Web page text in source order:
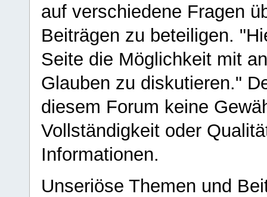
auf verschiedene Fragen
Beiträgen zu beteiligen.
Seite die Möglichkeit mit
Glauben zu diskutieren."
diesem Forum keine
Vollständigkeit oder
Informationen.
Unseriöse Themen und